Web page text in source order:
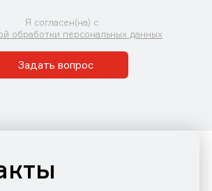
Я согласен(на) с
обработки персональных данных
Задать вопрос